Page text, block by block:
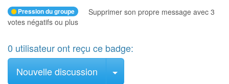
Pression du groupe
Supprimer son propre message avec 3
votes négatifs ou plus
0 utilisateuront reçu ce badge:
Nouvelle discussion
Sélectionner le message